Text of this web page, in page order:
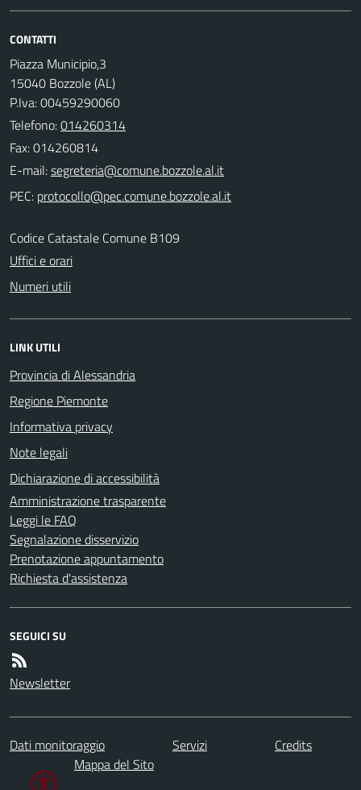
CONTATTI
Piazza Municipio,3
15040 Bozzole (AL)
P.Iva: 00459290060
Telefono:014260314
Fax: 014260814
E-mail:
PEC:
Codice Catastale Comune B109
Uffici e orari
Numeri utili
LINK UTILI
Provincia di Alessandria
Regione Piemonte
Informativa privacy
Note legali
Dichiarazione di accessibilità
Amministrazione trasparente
Leggi le FAQ
Segnalazione disservizio
Prenotazione appuntamento
Richiesta d'assistenza
SEGUICI SU
Newsletter
Dati monitoraggio Servizi
Credits
Mappa del Sito